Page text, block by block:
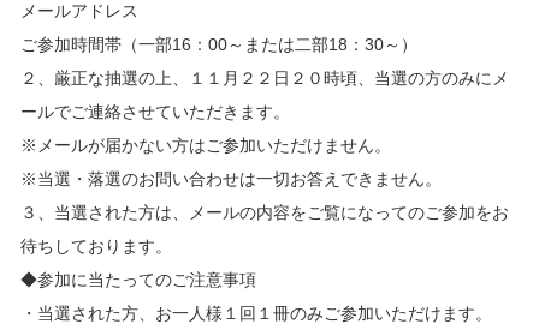
メールアドレス
ご参加時間帯（一部16：00～または二部18：30～）
２、厳正な抽選の上、１１月２２日２０時頃、当選の方のみにメ
ールでご連絡させていただきます。
※メールが届かない方はご参加いただけません。
※当選・落選のお問い合わせは一切お答えできません。
３、当選された方は、メールの内容をご覧になってのご参加をお
待ちしております。
◆参加に当たってのご注意事項
・当選された方、お一人様１回１冊のみご参加いただけます。